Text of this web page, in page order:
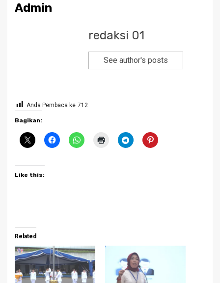
Admin
redaksi 01
See author's posts
Anda Pembaca ke 712
Bagikan:
Like this:
Related